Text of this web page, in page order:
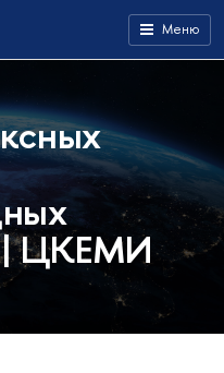
Меню
| ЦКЕМИ